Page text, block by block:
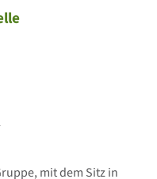
mit dem Sitz in